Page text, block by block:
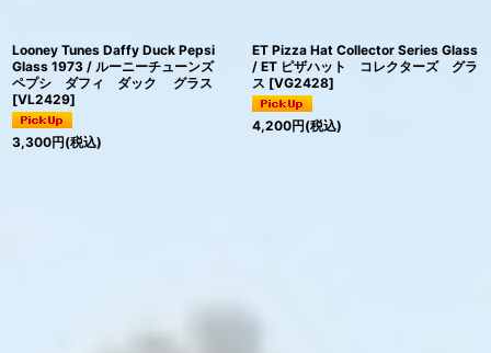
Looney Tunes Daffy Duck Pepsi
Glass 1973 / ルーニーチューンズ
ペプシ ダフィ ダック グラス
[VL2429]
3,300円(税込)
ET Pizza Hat Collector Series Glass
/ ET ピザハット コレクターズ グラ
ス [VG2428]
4,200円(税込)